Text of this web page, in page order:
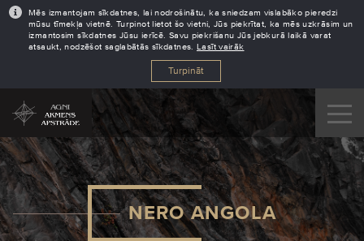
Mēs izmantojam sīkdatnes, lai nodrošinātu, ka sniedzam vislabāko pieredzi
mūsu tīmekļa vietnē. Turpinot lietot šo vietni, Jūs piekrītat, ka mēs uzkrāsim un
izmantosim sīkdatnes Jūsu ierīcē. Savu piekrišanu Jūs jebkurā laikā varat
atsaukt, nodzēšot saglabātās sīkdatnes. Lasīt vairāk
Turpināt
NERO ANGOLA